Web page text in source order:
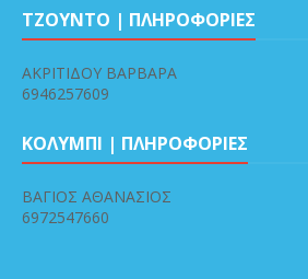
ΤΖΟΥΝΤΟ | ΠΛΗΡΟΦΟΡΙΕΣ
ΑΚΡΙΤΙΔΟΥ ΒΑΡΒΑΡΑ
6946257609
ΚΟΛΥΜΠΙ | ΠΛΗΡΟΦΟΡΙΕΣ
ΒΑΓΙΟΣ ΑΘΑΝΑΣΙΟΣ
6972547660